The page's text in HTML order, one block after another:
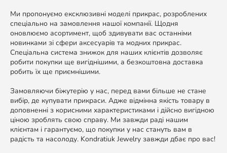
Ми пропонуємо ексклюзивні моделі прикрас, розроблених
спеціально на замовлення нашої компанії. Щодня
оновлюємо асортимент, щоб здивувати вас останніми
новинками зі сфери аксесуарів та модних прикрас.
Спеціальна система знижок для наших клієнтів дозволяє
робити покупки ще вигіднішими, а безкоштовна доставка
робить їх ще приємнішими.
Замовляючи біжутерію у нас, перед вами більше не стане
вибір, де купувати прикраси. Адже відмінна якість товару в
доповненні з корисними характеристиками і дійсно вигідною
ціною зроблять свою справу. Ми завжди раді нашим
клієнтам і гарантуємо, що покупки у нас стануть вам в
радість та насолоду. Kondratiuk Jewelry завжди дбає про вас!